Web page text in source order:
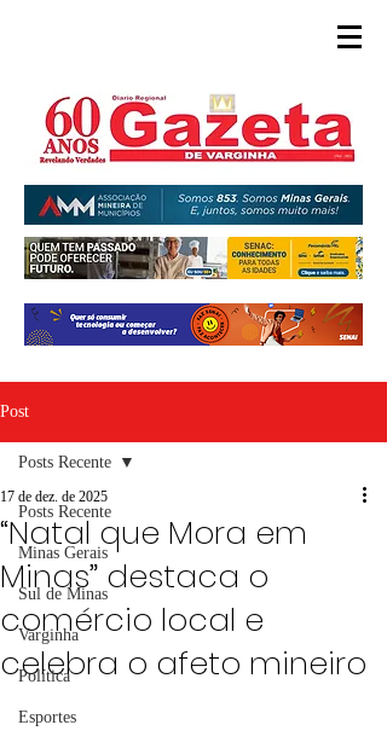
Post
Posts Recente
Minas Gerais
Sul de Minas
Varginha
Política
Esportes
Posts Recente
“Natal que Mora em
Minas” destaca o
comércio local e
celebra o afeto mineiro
17 de dez. de 2025